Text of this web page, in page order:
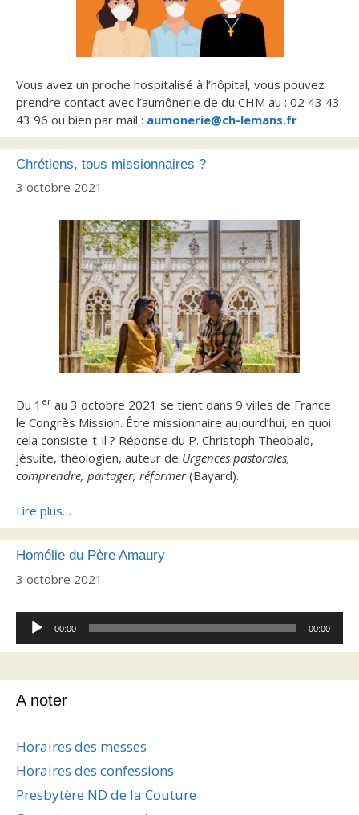
Vous avez un proche hospitalisé à l’hôpital, vous pouvez
prendre contact avec l’aumônerie de du CHM au : 02 43 43
43 96 ou bien par mail : aumonerie@ch-lemans.fr
Chrétiens, tous missionnaires ?
3 octobre 2021
Du 1 er au 3 octobre 2021 se tient dans 9 villes de France
le Congrès Mission. Être missionnaire aujourd’hui, en quoi
cela consiste-t-il ? Réponse du P. Christoph Theobald,
jésuite, théologien, auteur de Urgences pastorales,
comprendre, partager, réformer(Bayard).
Lire plus…
Homélie du Père Amaury
3 octobre 2021
Lecteur
audio
00:00 00:00
A noter
Horaires des messes
Horaires des confessions
Presbytère ND de la Couture